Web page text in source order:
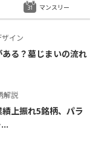
イン
ある？墓じまいの流れ
解説
績上振れ5銘柄、パラ
マンスリー